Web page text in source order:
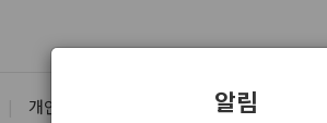
알림
개인정보처리방침 유료서비스 약관